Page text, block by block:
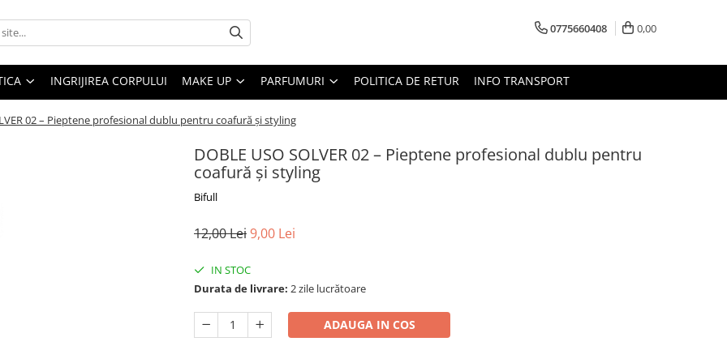
0775660408 0,00
INGRIJIREA CORPULUI MAKE UP PARFUMURI POLITICA DE RETUR INFO TRANSPORT
02 – Pieptene profesional dublu pentru coafură și styling
DOBLE USO SOLVER 02 – Pieptene profesional dublu pentru
coafură și styling
Bifull
12,00 Lei9,00 Lei
IN STOC
Durata de livrare: 2 zile lucrătoare
ADAUGA IN COS